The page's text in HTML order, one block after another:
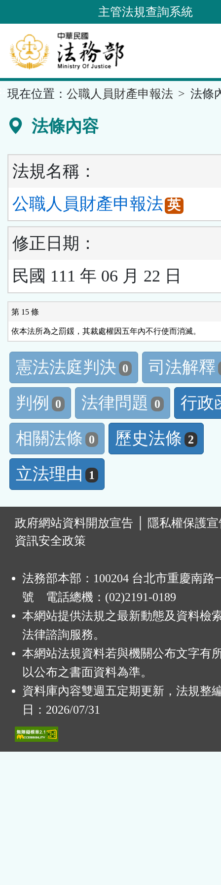
到
要
內
容
區
主管法規查詢系統
現在位置： 公職人員財產申報法 法條
法條內容
法規名稱：
公職人員財產申報法 英
修正日期：
民國 111 年 06 月 22 日
第 15 條
依本法所為之罰鍰，其裁處權因五年內不行使而消滅。
憲法法庭判決 0
司法解釋
判例
0 法律問題 0
行政
相關法條 0 歷史法條 2
立法理由 1
政府網站資料開放宣告
隱私權保護
資訊安全政策
法務部本部：100204 台北市重慶南路
號 電話總機：(02)2191-0189
本網站提供法規之最新動態及資料檢
法律諮詢服務。
本網站法規資料若與機關公布文字有
以公布之書面資料為準。
資料庫內容雙週五定期更新，法規整
日：2026/07/31